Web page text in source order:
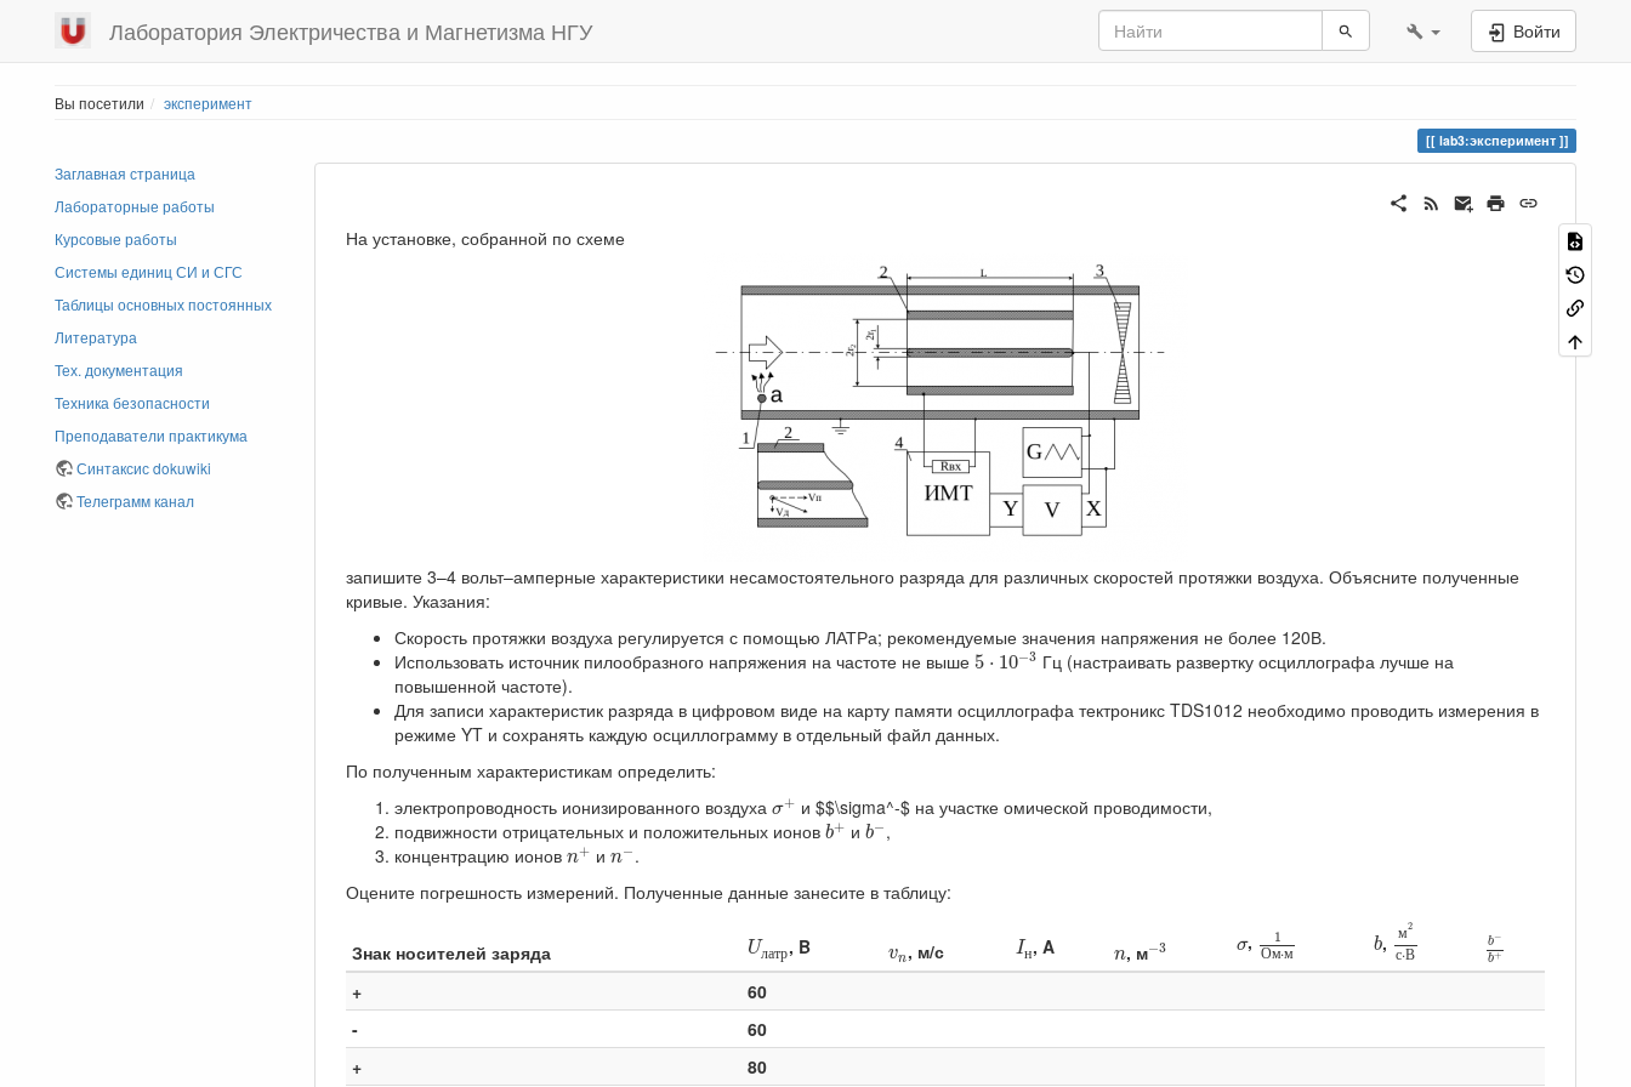
Лаборатория Электричества и Магнетизма НГУ Войти
Вы посетили эксперимент
lab3:эксперимент
Заглавная страница
Лабораторные работы
Курсовые работы
Системы единиц СИ и СГС
Таблицы основных постоянных
Литература
Тех. документация
Техника безопасности
Преподаватели практикума
Синтаксис dokuwiki
Телеграмм канал
На установке, собранной по схеме
запишите 3–4 вольт–амперные характеристики несамостоятельного разряда для различных скоростей протяжки воздуха. Объясните полученные
кривые. Указания:
Скорость протяжки воздуха регулируется с помощью ЛАТРа; рекомендуемые значения напряжения не более 120В.
Использовать источник пилообразного напряжения на частоте не выше 5 ⋅ 10−3
5⋅10−3 Гц (настраивать развертку осциллографа лучше на
повышенной частоте).
Для записи характеристик разряда в цифровом виде на карту памяти осциллографа тектроникс TDS1012 необходимо проводить измерения в
режиме YT и сохранять каждую осциллограмму в отдельный файл данных.
По полученным характеристикам определить:
электропроводность ионизированного воздуха σ+
σ+ и $$\sigma^-$ на участке омической проводимости,
подвижности отрицательных и положительных ионов b+
b+и b−
b−,
концентрацию ионов n+
n+ и n−
n−.
Оцените погрешность измерений. Полученные данные занесите в таблицу:
Знак носителей заряда Uлатр
Uл р
, B vn
vn, м/с Iн
Iн , A n
n, м−3
−3 σ
σ, 1
Ом⋅м
О b
b, м2
с⋅В
м2
b−
b+
b−
+
60
-
60
+
80